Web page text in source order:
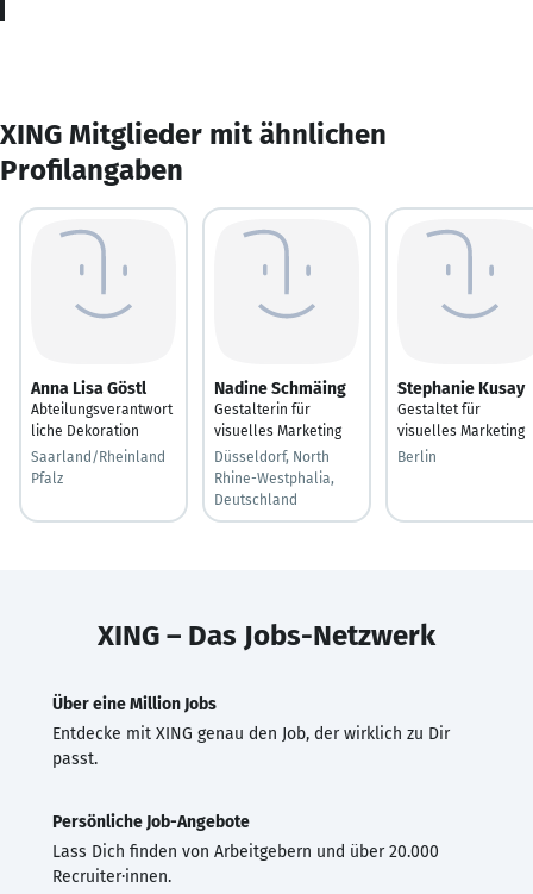
XING Mitglieder mit ähnlichen
Profilangaben
Anna Lisa Göstl
Abteilungsverantwort
liche Dekoration
Saarland/Rheinland
Pfalz
Nadine Schmäing
Gestalterin für
visuelles Marketing
Düsseldorf, North
Rhine-Westphalia,
Deutschland
Stephanie Kusay
Gestaltet für
visuelles Marketing
Berlin
XING – Das Jobs-Netzwerk
Über eine Million Jobs
Entdecke mit XING genau den Job, der wirklich zu Dir
passt.
Persönliche Job-Angebote
Lass Dich finden von Arbeitgebern und über 20.000
Recruiter·innen.